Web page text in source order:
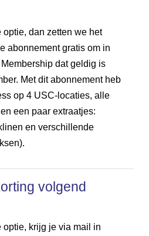
dan zetten we het
abonnement gratis om in
dat geldig is
Met dit abonnement heb
op 4 USC-locaties, alle
een paar extraatjes:
en verschillende
volgend
krijg je via mail in